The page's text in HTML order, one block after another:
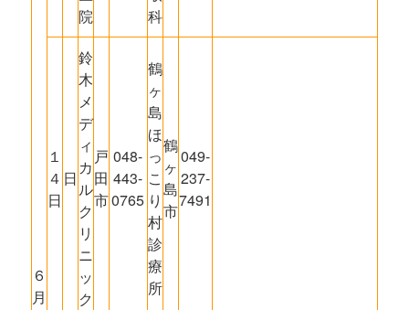
６
月
院
科
１
４
日
日
鈴
木
メ
デ
ィ
カ
ル
ク
リ
ニ
ッ
ク
戸
田
市
048-
443-
0765
鶴
ヶ
島
ほ
っ
こ
り
村
診
療
所
鶴
ヶ
島
市
049-
237-
7491